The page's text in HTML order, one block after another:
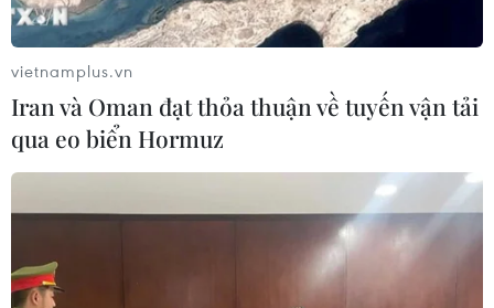
Tổng thống Macron: Pháp không công
nhận Nga sáp nhập Crimea
vietnamplus.vn
Iran và Oman đạt thỏa thuận về tuyến vận tải
qua eo biển Hormuz